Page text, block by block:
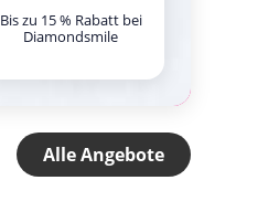
Bis zu 15 % Rabatt bei
Diamondsmile
Alle Angebote